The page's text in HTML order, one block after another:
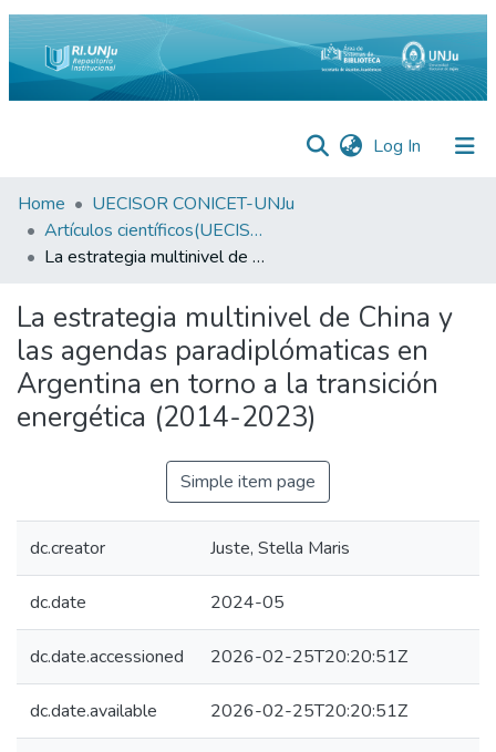
Log In (current)
Inicio
Institucional
Frecuentes
Estadísticas
Equipo
Home
UECISOR CONICET-UNJu
Artículos científicos(UECISOR)
La estrategia multinivel de China y las agendas paradiplómaticas en Argentina en torno a la transición energética (2014-2023)
La estrategia multinivel de China y
las agendas paradiplómaticas en
Argentina en torno a la transición
energética (2014-2023)
Simple item page
dc.creator Juste, Stella Maris
dc.date 2024-05
dc.date.accessioned 2026-02-25T20:20:51Z
dc.date.available 2026-02-25T20:20:51Z